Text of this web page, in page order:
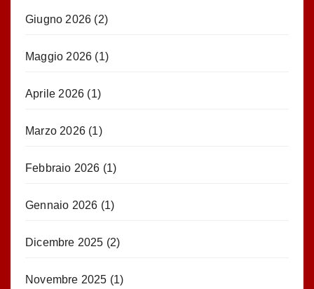
Giugno 2026 (2)
Maggio 2026 (1)
Aprile 2026 (1)
Marzo 2026 (1)
Febbraio 2026 (1)
Gennaio 2026 (1)
Dicembre 2025 (2)
Novembre 2025 (1)